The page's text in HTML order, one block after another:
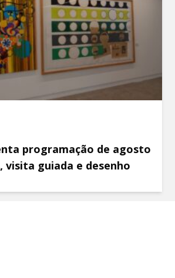
programação de agosto
visita guiada e desenho